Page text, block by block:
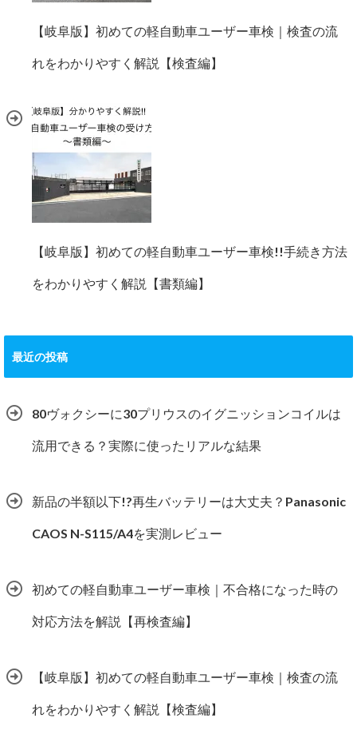
【岐阜版】初めての軽自動車ユーザー車検｜検査の流
れをわかりやすく解説【検査編】
【岐阜版】初めての軽自動車ユーザー車検!!手続き方法
をわかりやすく解説【書類編】
最近の投稿
80ヴォクシーに30プリウスのイグニッションコイルは
流用できる？実際に使ったリアルな結果
新品の半額以下!?再生バッテリーは大丈夫？Panasonic
CAOS N-S115/A4を実測レビュー
初めての軽自動車ユーザー車検｜不合格になった時の
対応方法を解説【再検査編】
【岐阜版】初めての軽自動車ユーザー車検｜検査の流
れをわかりやすく解説【検査編】